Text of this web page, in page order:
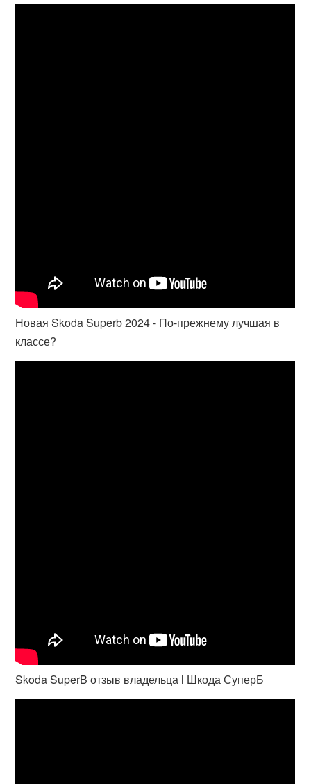
Новая Skoda Superb 2024 - По-прежнему лучшая в
классе?
Skoda SuperB отзыв владельца l Шкода СуперБ